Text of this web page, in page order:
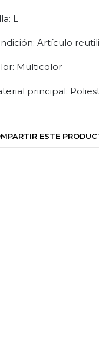
L
Artículo
Multicolor
principal:
ESTE